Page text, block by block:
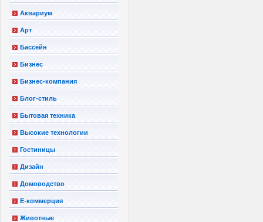
Аквариум
Арт
Бассейн
Бизнес
Бизнес-компания
Блог-стиль
Бытовая техника
Высокие технологии
Гостиницы
Дизайн
Домоводство
Е-коммерция
Животные